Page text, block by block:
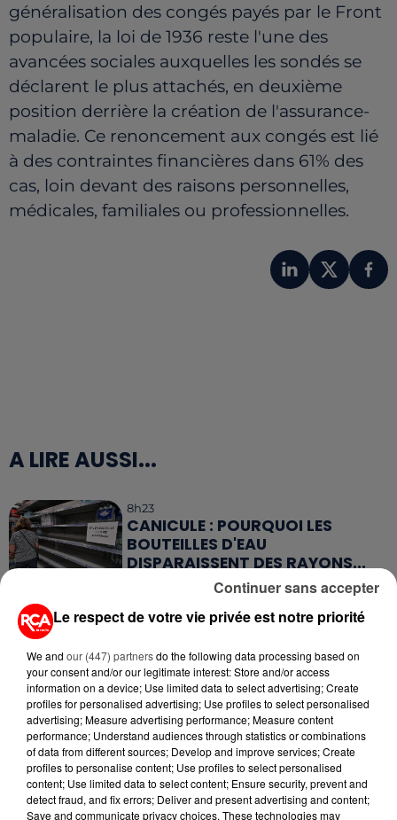
généralisation des congés payés par le Front
populaire, la loi de 1936 reste l'une des
avancées sociales auxquelles les sondés se
déclarent le plus attachés, en deuxième
position derrière la création de l'assurance-
maladie. Ce renoncement aux congés est lié
à des contraintes financières dans 61% des
cas, loin devant des raisons personnelles,
médicales, familiales ou professionnelles.
A LIRE AUSSI...
8h23
CANICULE : POURQUOI LES
BOUTEILLES D'EAU
DISPARAISSENT DES RAYONS...
MANGER SAINEMENT COÛTE 25 %
ALERTE L’ONU
5 août 2026
QUELLES SONT LES MARQUES QUI
OFFRENT LE MEILLEUR RAPPORT...
5 août 2026
MOUCHES : LES 5 RÉFLEXES À
Le respect de votre vie privée est notre priorité
We and our (447) partnersdo the following data processing based on
your consent and/or our legitimate interest: Store and/or access
information on a device; Use limited data to select advertising; Create
profiles for personalised advertising; Use profiles to select personalised
advertising; Measure advertising performance; Measure content
performance; Understand audiences through statistics or combinations
of data from different sources; Develop and improve services; Create
profiles to personalise content; Use profiles to select personalised
content; Use limited data to select content; Ensure security, prevent and
detect fraud, and fix errors; Deliver and present advertising and content;
Save and communicate privacy choices. These technologies may
Continuer sans accepter